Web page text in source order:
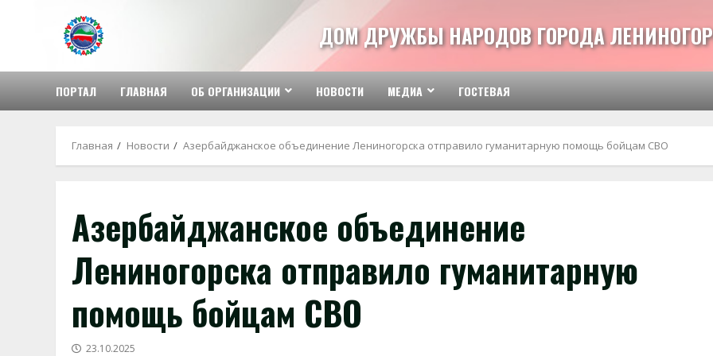
содержимому
ДОМ ДРУЖБЫ НАРОДОВ ГОРОДА
ПОРТАЛ ГЛАВНАЯ ОБ ОРГАНИЗАЦИИ НОВОСТИ МЕДИА ГОСТЕВАЯ
Главная Новости Азербайджанское объединение Лениногорска отправило гуманитарную помощь бойцам СВО
Азербайджанское объединение
Лениногорска отправило гуманитарную
помощь бойцам СВО
23.10.2025